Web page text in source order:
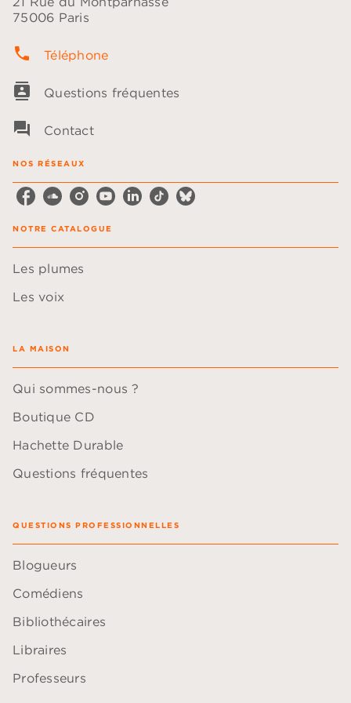
75006 Paris
phone Téléphone
contacts Questions fréquentes
question_answer Contact
NOS RÉSEAUX
NOTRE CATALOGUE
Les plumes
Les voix
LA MAISON
Qui sommes-nous ?
Boutique CD
Hachette Durable
Questions fréquentes
QUESTIONS PROFESSIONNELLES
Blogueurs
Comédiens
Bibliothécaires
Libraires
Professeurs